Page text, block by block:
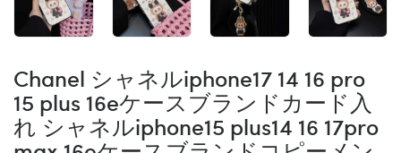
Chanel シャネルiphone17 14 16 pro
15 plus 16eケースブランドカード入
れ シャネルiphone15 plus14 16 17pro